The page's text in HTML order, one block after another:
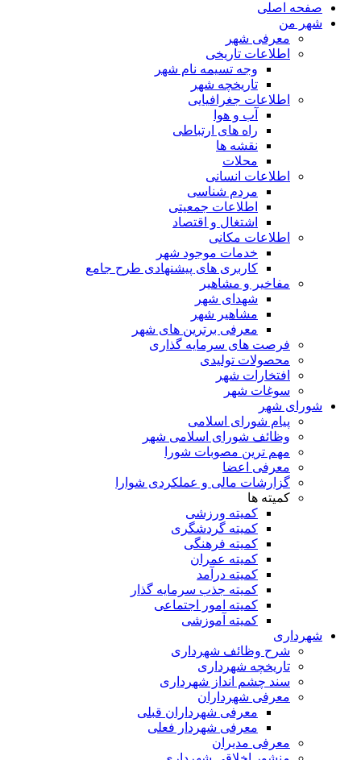
صفحه اصلی
شهر من
معرفی شهر
اطلاعات تاریخی
وجه تسیمه نام شهر
تاریخچه شهر
اطلاعات جغرافیایی
آب و هوا
راه های ارتباطی
نقشه ها
محلات
اطلاعات انسانی
مردم شناسی
اطلاعات جمعیتی
اشتغال و اقتصاد
اطلاعات مکانی
خدمات موجود شهر
کاربری های پیشنهادی طرح جامع
مفاخیر و مشاهیر
شهدای شهر
مشاهیر شهر
معرفی برترین های شهر
فرصت های سرمایه گذاری
محصولات تولیدی
افتخارات شهر
سوغات شهر
شورای شهر
پیام شورای اسلامی
وظائف شورای اسلامی شهر
مهم ترین مصوبات شورا
معرفی اعضا
گزارشات مالی و عملکردی شوارا
کمیته ها
کمیته ورزشی
کمیته گردشگری
کمیته فرهنگی
کمیته عمران
کمیته درآمد
کمیته جذب سرمایه گذار
کمیته امور اجتماعی
کمیته آموزشی
شهرداری
شرح وظائف شهرداری
تاریخچه شهرداری
سند چشم انداز شهرداری
معرفی شهرداران
معرفی شهرداران قبلی
معرفی شهردار فعلی
معرفی مدیران